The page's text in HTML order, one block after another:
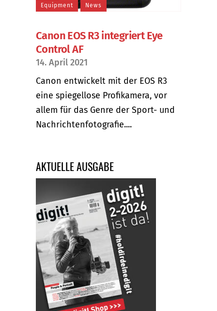
Equipment News
Canon EOS R3 integriert Eye
Control AF
14. April 2021
Canon entwickelt mit der EOS R3
eine spiegellose Profikamera, vor
allem für das Genre der Sport- und
Nachrichtenfotografie....
AKTUELLE AUSGABE